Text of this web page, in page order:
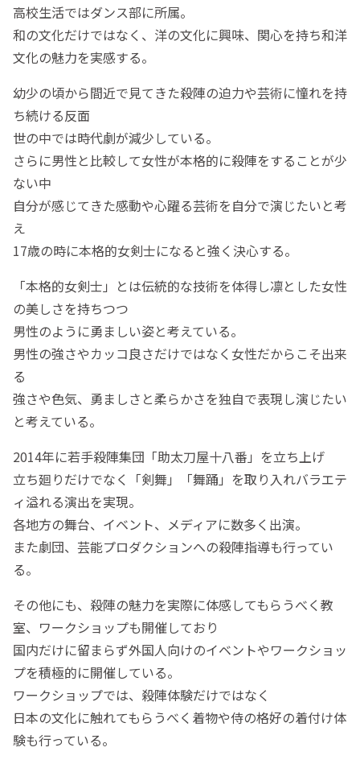
高校生活ではダンス部に所属。
和の文化だけではなく、洋の文化に興味、関心を持ち和洋
文化の魅力を実感する。
幼少の頃から間近で見てきた殺陣の迫力や芸術に憧れを持
ち続ける反面
世の中では時代劇が減少している。
さらに男性と比較して女性が本格的に殺陣をすることが少
ない中
自分が感じてきた感動や心躍る芸術を自分で演じたいと考
え
17歳の時に本格的女剣士になると強く決心する。
「本格的女剣士」とは伝統的な技術を体得し凛とした女性
の美しさを持ちつつ
男性のように勇ましい姿と考えている。
男性の強さやカッコ良さだけではなく女性だからこそ出来
る
強さや色気、勇ましさと柔らかさを独自で表現し演じたい
と考えている。
2014年に若手殺陣集団「助太刀屋十八番」を立ち上げ
立ち廻りだけでなく「剣舞」「舞踊」を取り入れバラエテ
ィ溢れる演出を実現。
各地方の舞台、イベント、メディアに数多く出演。
また劇団、芸能プロダクションへの殺陣指導も行ってい
る。
その他にも、殺陣の魅力を実際に体感してもらうべく教
室、ワークショップも開催しており
国内だけに留まらず外国人向けのイベントやワークショッ
プを積極的に開催している。
ワークショップでは、殺陣体験だけではなく
日本の文化に触れてもらうべく着物や侍の格好の着付け体
験も行っている。